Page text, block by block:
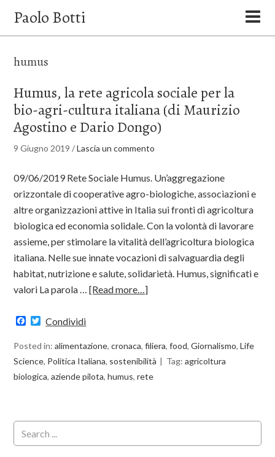
Paolo Botti
humus
Humus, la rete agricola sociale per la
bio-agri-cultura italiana (di Maurizio
Agostino e Dario Dongo)
9 Giugno 2019 /Lascia un commento
09/06/2019 Rete Sociale Humus. Un’aggregazione
orizzontale di cooperative agro-biologiche, associazioni e
altre organizzazioni attive in Italia sui fronti di agricoltura
biologica ed economia solidale. Con la volontà di lavorare
assieme, per stimolare la vitalità dell’agricoltura biologica
italiana. Nelle sue innate vocazioni di salvaguardia degli
habitat, nutrizione e salute, solidarietà. Humus, significati e
valori La parola …[Read more…]
Facebook
Twitter
Condividi
Posted in:alimentazione,cronaca,filiera,food,Giornalismo,Life
Science, Politica Italiana, sostenibilità Tag:agricoltura
biologica,aziende pilota,humus,rete